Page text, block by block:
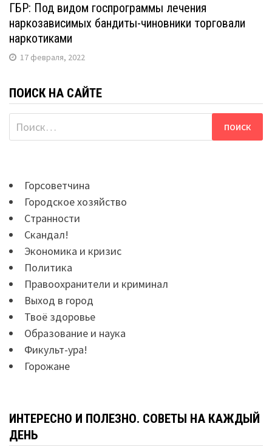
ГБР: Под видом госпрограммы лечения
наркозависимых бандиты-чиновники торговали
наркотиками
17 февраля, 2022
ПОИСК НА САЙТЕ
Найти:
Горсоветчина
Городское хозяйство
Странности
Скандал!
Экономика и кризис
Политика
Правоохранители и криминал
Выход в город
Твоё здоровье
Образование и наука
Фикульт-ура!
Горожане
ИНТЕРЕСНО И ПОЛЕЗНО. СОВЕТЫ НА КАЖДЫЙ
ДЕНЬ